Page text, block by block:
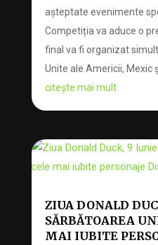
așteptate evenimente
Competiția va aduce o
final va fi organizat
Unite ale Americii, Mexic
citește mai mult
ZIUA DONALD
SĂRBĂTOAREA
MAI IUBITE